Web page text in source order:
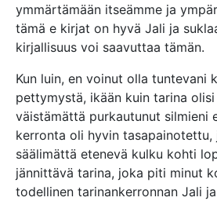
ymmärtämään itseämme ja
tämä e kirjat​ on hyvä Jali ja
kirjallisuus voi saavuttaa tämän.
Kun luin, en voinut olla tuntevani
pettymystä, ikään kuin tarina
väistämättä purkautunut silmieni
kerronta oli hyvin tasapainotettu,
säälimättä etenevä kulku kohti
jännittävä tarina, joka piti minut
todellinen tarinankerronnan Jali